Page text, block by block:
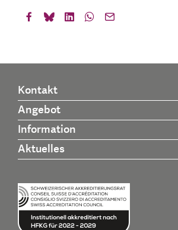
Kontakt
Angebot
Information
Aktuelles